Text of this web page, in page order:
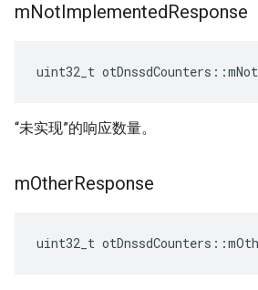
mNotImplementedResponse
uint32_t otDnssdCounters ::
“未实现”的响应数量。
mOtherResponse
uint32_t otDnssdCounters ::